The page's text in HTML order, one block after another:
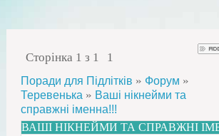
Сторінка 1 з 1 1
Поради для Підлітків » Форум »
Теревенька » Ваші нікнейми та
справжні іменна!!!
ВАШІ НІКНЕЙМИ ТА СПРАВЖНІ